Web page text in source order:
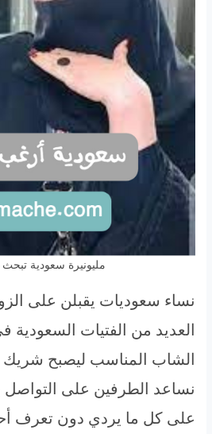
مليونيرة سعودية
نساء سعوديات يقبلن على
العديد من الفتيات
الشاب المناسب ليصبح شريك
نساعد الطرفين على
على كل ما يردي دون تعرف